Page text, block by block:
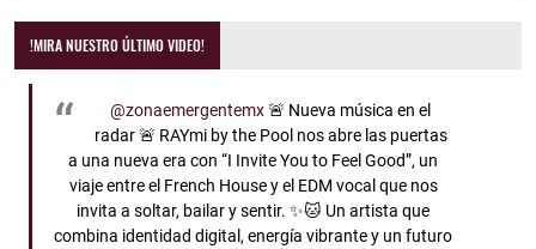
!MIRA NUESTRO ÚLTIMO VIDEO!
@zonaemergentemx🚨 Nueva música en el
radar 🚨 RAYmi by the Pool nos abre las puertas
a una nueva era con “I Invite You to Feel Good”, un
viaje entre el French House y el EDM vocal que nos
invita a soltar, bailar y sentir. ✨🐱 Un artista que
combina identidad digital, energía vibrante y un futuro